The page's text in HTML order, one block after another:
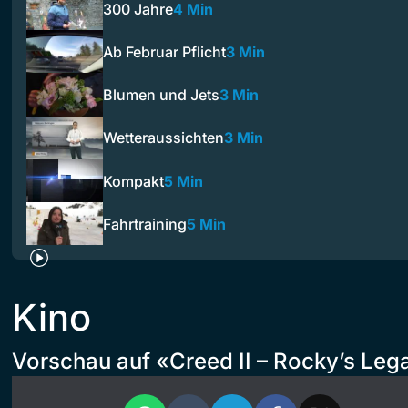
300 Jahre4 Min
Ab Februar Pflicht3 Min
Blumen und Jets3 Min
Wetteraussichten3 Min
Kompakt5 Min
Fahrtraining5 Min
Kino
Vorschau auf «Creed II – Rocky’s